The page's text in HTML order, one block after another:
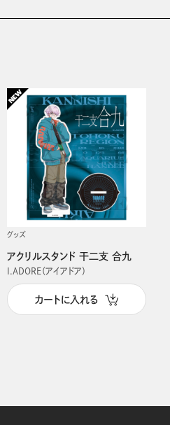
グッズ
アクリルスタンド 干二支 合九
I.ADORE（アイアドア）
カートに入れる